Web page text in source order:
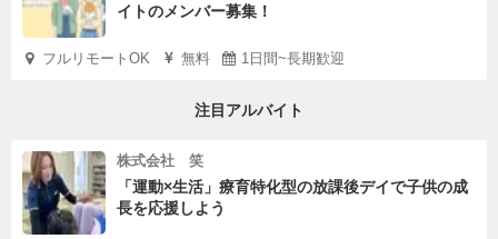
イトのメンバー募集！
フルリモートOK 無料 1日間~長期歓迎
注目アルバイト
株式会社 笑
「運動×生活」療育特化型の放課後デイで子供の成
長を応援しよう